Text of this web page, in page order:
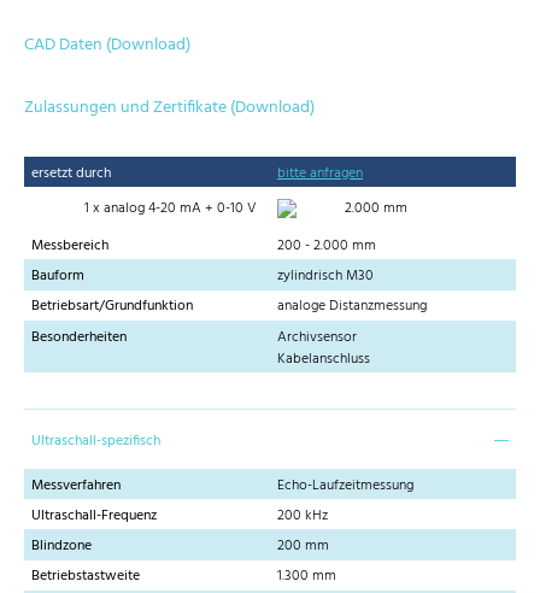
CAD Daten (Download)
Zulassungen und Zertifikate (Download)
ersetzt durch
bitte anfragen
1 x analog 4-20 mA + 0-10 V
2.000 mm
Messbereich
200 - 2.000 mm
Bauform
zylindrisch M30
Betriebsart/Grundfunktion
analoge Distanzmessung
Besonderheiten
Archivsensor
Kabelanschluss
Ultraschall-spezifisch
Messverfahren
Echo-Laufzeitmessung
Ultraschall-Frequenz
200 kHz
Blindzone
200 mm
Betriebstastweite
1.300 mm